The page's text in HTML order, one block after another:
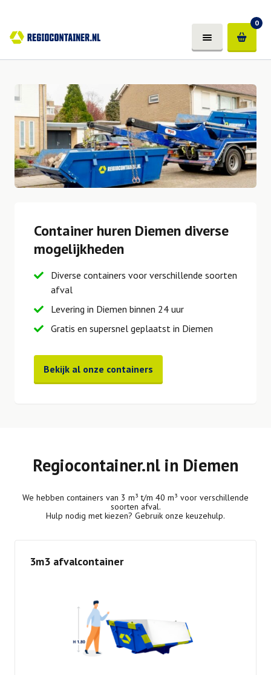
0
Container huren Diemen diverse
mogelijkheden
Diverse containers voor verschillende soorten
afval
Levering in Diemen binnen 24 uur
Gratis en supersnel geplaatst in Diemen
Bekijk al onze containers
Regiocontainer.nl in Diemen
We hebben containers van 3 m³ t/m 40 m³ voor verschillende
soorten afval.
Hulp nodig met kiezen? Gebruik onze keuzehulp.
3m3 afvalcontainer